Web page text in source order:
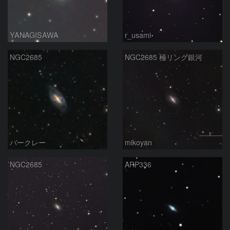
YANAGISAWA r_usami
NGC2685
バークレー
NGC2685 極リング銀河
mikoyan
NGC2685 ARP336